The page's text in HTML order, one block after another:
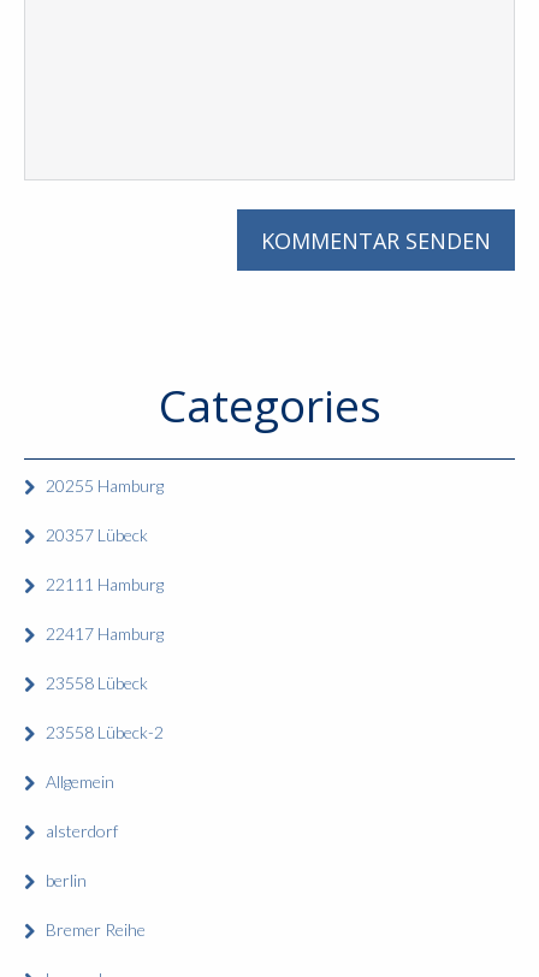
Categories
20255 Hamburg
20357 Lübeck
22111 Hamburg
22417 Hamburg
23558 Lübeck
23558 Lübeck-2
Allgemein
alsterdorf
berlin
Bremer Reihe